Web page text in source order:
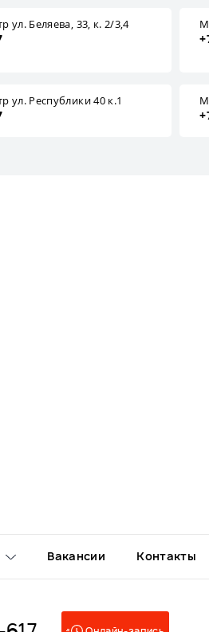
ул. Беляева, 33, к. 2/3,4
ул. Республики 40 к.1
Вакансии Контакты